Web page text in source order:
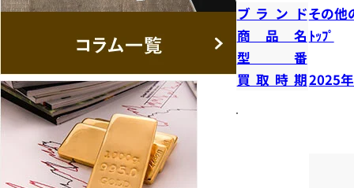
ブランドその他
商品名 ﾄｯﾌﾟ
型番
買取時期2025